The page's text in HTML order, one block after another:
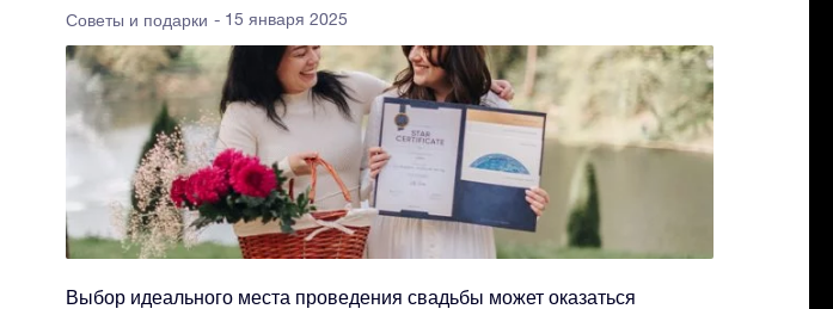
Советы и подарки - 15 января 2025
Выбор идеального места проведения свадьбы может оказаться